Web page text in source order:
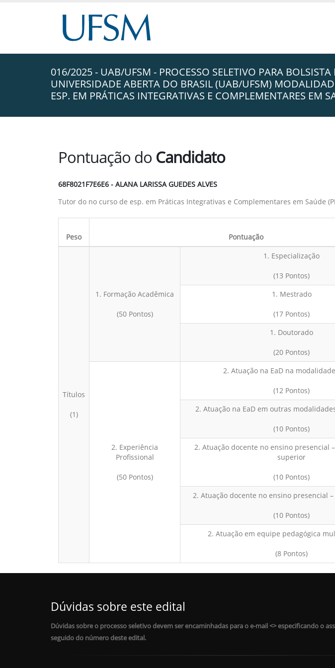
016/2025 - UAB/UFSM - PROCESSO SELETIVO PARA
UNIVERSIDADE ABERTA DO BRASIL (UAB/UFSM)
ESP. EM PRÁTICAS INTEGRATIVAS E COMPLEMENTARES EM
Pontuação do Candidato
68F8021F7E6E6 - ALANA LARISSA GUEDES ALVES
Tutor do no curso de esp. em Práticas Integrativas e Complementares em Saúde
Peso Pontuação
Títulos
(1)
1. Formação Acadêmica
(50 Pontos)
1. Especialização
(13 Pontos)
1. Mestrado
(17 Pontos)
1. Doutorado
(20 Pontos)
2. Experiência
Profissional
(50 Pontos)
2. Atuação na EaD na
(12 Pontos)
2. Atuação na EaD em outras
(10 Pontos)
2. Atuação docente no ensino presencial
superior
(10 Pontos)
2. Atuação docente no ensino presencial
(10 Pontos)
2. Atuação em equipe pedagógica
(8 Pontos)
Dúvidas sobre este edital
Dúvidas sobre o processo seletivo devem ser encaminhadas para o e-mail <> especificando o
seguido do número deste edital.